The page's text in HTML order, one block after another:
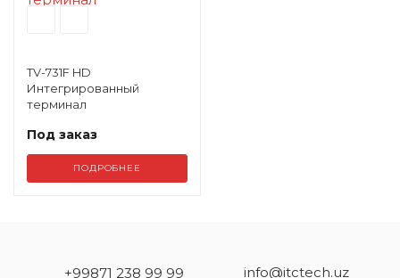
TV-731F HD
Интегрированный
терминал
Под заказ
ПОДРОБНЕЕ
+99871 238 99 99 info@itctech.uz